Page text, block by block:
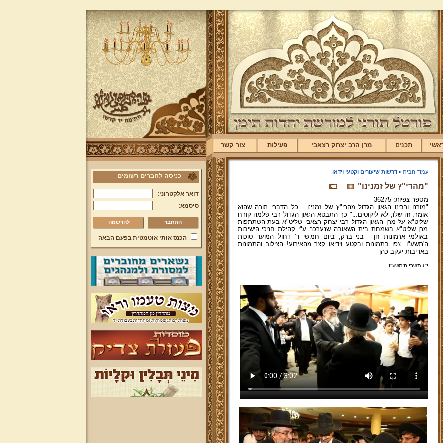
תכנים מרן הרב יצחק רצאבי פעילות צור קשר
עמוד הבית >דרשות שיעורים וקטעי וידאו
"מהרי"ץ של זמנינו"
מספר צפיות: 36275
"מורנו ורבינו הגאון הגדול מהרי"ץ של זמנינו... כל הדברי תורה שהוא
אומר, זה שלו, לא ליקוטים..." כך התבטא הגאון הגדול רבי שלמה קורח
שליט"א על מרן הגאון הגדול רבי יצחק רצאבי שליט"א בעת השתתפות
מרן שליט"א בשמחת בית השאובה שנערכה ע"י קהילת חניכי הישיבות
באולמי ארמונות חן - בני ברק, ביום חמישי ד' דחול המועד סוכות
ה'תשע"ו. צפו בתמונות ובקטע וידיאו קצר מהאירוע! הצילום והתמונות
באדיבות יעקב כהן
י"ז תשרי ה'תשע''ו
כניסה לחברים רשומים
דואר אלקטרוני:
סיסמא:
להרשמה
הכנס אותי אוטמטית בפעם הבאה